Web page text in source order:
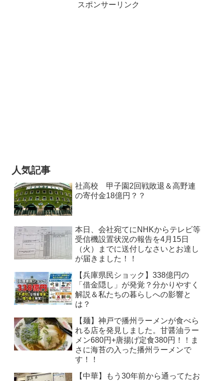
スポンサーリンク
人気記事
社高校 甲子園2回戦敗退＆高野連
の寄付金18億円？？
本日、会社宛てにNHKからテレビ等
受信機設置状況の報告を4月15日
（火）までに送付しなさいとお達し
が届きました！！
【兵庫県民ショック】338億円の
「借金隠し」が発覚？分かりやすく
解説＆私たちの暮らしへの影響と
は？
【麺】神戸で播州ラーメンが食べら
れる店を発見しました。甘醤油ラー
メン680円+唐揚げ定食380円！！ま
さに海苔の入った播州ラーメンで
す！！
【中華】もう30年前から通ってたお